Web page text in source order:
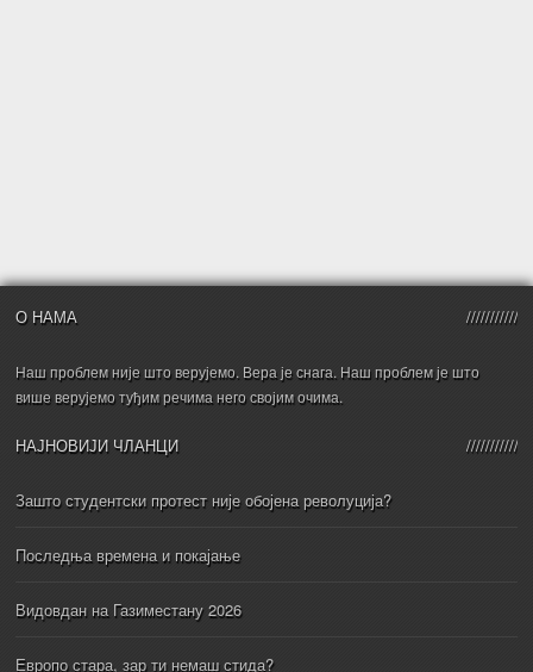
О НАМА
Наш проблем није што верујемо. Вера је снага. Наш проблем је што
више верујемо туђим речима него својим очима.
НАЈНОВИЈИ ЧЛАНЦИ
Зашто студентски протест није обојена револуција?
Последња времена и покајање
Видовдан на Газиместану 2026
Европо стара, зар ти немаш стида?